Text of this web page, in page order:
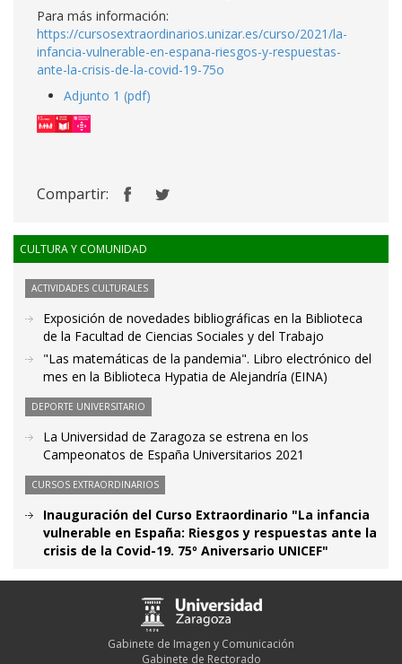
Para más información:
https://cursosextraordinarios.unizar.es/curso/2021/la-
infancia-vulnerable-en-espana-riesgos-y-respuestas-
ante-la-crisis-de-la-covid-19-75o
Adjunto 1 (pdf)
Compartir:
CULTURA Y COMUNIDAD
ACTIVIDADES CULTURALES
Exposición de novedades bibliográficas en la Biblioteca
de la Facultad de Ciencias Sociales y del Trabajo
"Las matemáticas de la pandemia". Libro electrónico del
mes en la Biblioteca Hypatia de Alejandría (EINA)
DEPORTE UNIVERSITARIO
La Universidad de Zaragoza se estrena en los
Campeonatos de España Universitarios 2021
CURSOS EXTRAORDINARIOS
Inauguración del Curso Extraordinario "La infancia
vulnerable en España: Riesgos y respuestas ante la
crisis de la Covid-19. 75º Aniversario UNICEF"
Gabinete de Imagen y Comunicación
Gabinete de Rectorado